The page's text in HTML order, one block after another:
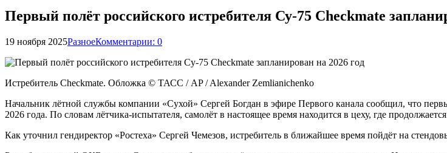
Первый полёт российского истребителя Су-75 Checkmate
19 ноября 2025РазноеКомментарии: 0
Истребитель Checkmate. Обложка © ТАСС / AP / Alexander Zemlianichenko
Начальник лётной службы компании «Сухой» Сергей Богдан в эфире Первого канала сообщил, что
2026 года. По словам лётчика-испытателя, самолёт в настоящее время находится в цеху, где
Как уточнил гендиректор «Ростеха» Сергей Чемезов, истребитель в ближайшее время пойдёт на